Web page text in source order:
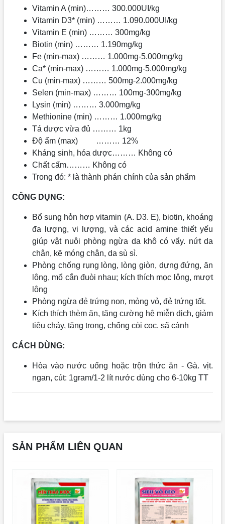
Vitamin A (min)……… 300.000UI/kg
Vitamin D3* (min) ……… 1.090.000UI/kg
Vitamin E (min) ……… 300mg/kg
Biotin (min) ……… 1.190mg/kg
Fe (min-max) ……… 1.000mg-5.000mg/kg
Ca* (min-max) ……… 1.000mg-5.000mg/kg
Cu (min-max) ……… 500mg-2.000mg/kg
Selen (min-max) ……… 100mg-300mg/kg
Lysin (min) ……… 3.000mg/kg
Methionine (min) ……… 1.000mg/kg
Tá dược vừa đủ ……… 1kg
Độ ẩm (max) ……… 12%
Kháng sinh, hóa dược……… Không có
Chất cấm……… Không có
Trong đó: * là thành phán chính của sản phẩm
CÔNG DỤNG:
Bổ sung hỏn hơp vitamin (A. D3. E), biotin, khoáng
đa lượng, vi lượng, và các acid amine thiết yếu
giúp vật nuôi phòng ngừa da khô có vẩy. nứt da
chân, kẽ móng chân, da sù sì.
Phòng chống rụng lòng, lòng giòn, dựng đứng, ăn
lông, mổ cắn đuòi nhau; kích thích mọc lông, mượt
lông
Phòng ngừa đẻ trứng non, mỏng vỏ, đẻ trứng tốt.
Kích thích thèm ăn, tăng cường hệ miễn dịch, giảm
tiêu chảy, tăng trọng, chống còi cọc. sã cánh
CÁCH DÙNG:
Hòa vào nước uống hoặc trộn thức ăn - Gà. vịt.
ngan, cút: 1gram/1-2 lít nước dùng cho 6-10kg TT
SẢN PHẨM LIÊN QUAN